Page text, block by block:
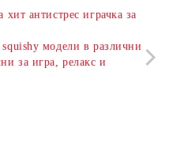
антистрес играчка за
модели в различни
за игра, релакс и